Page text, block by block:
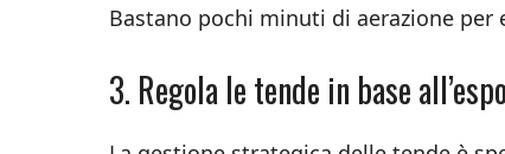
Bastano pochi minuti di aerazione per
3. Regola le tende in base